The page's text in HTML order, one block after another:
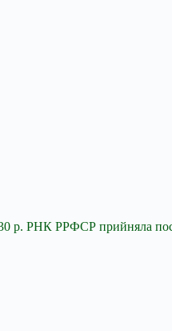
р. РНК РРФСР прийняла